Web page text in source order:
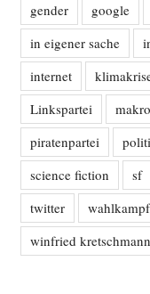
gender
google
in eigener sache
internet
Linkspartei
makro
piratenpartei
science fiction
sf
twitter
wahlkampf
winfried kretschmann